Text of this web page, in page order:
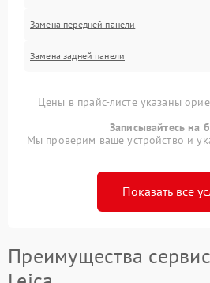
Замена передней панели
Замена задней панели
Цены в прайс-листе указаны
Записывайтесь на
Мы проверим ваше устройство и
Показать все
Преимущества